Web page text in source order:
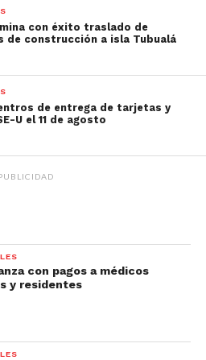
con éxito traslado de
de construcción a isla Tubualá
de entrega de tarjetas y
U el 11 de agosto
con pagos a médicos
y residentes